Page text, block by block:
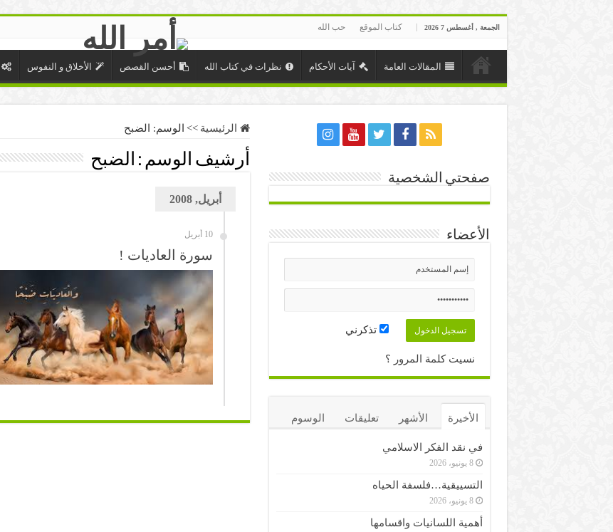
الجمعة , أغسطس 7 2026 كتاب الموقع حب الله
المقالات العامة آيات الأحكام نظرات في كتاب الله أحسن القصص الأخلاق و النفوس
الرئيسية >> الوسم: الضبح
أرشيف الوسم : الضبح
أبريل, 2008
10 أبريل
سورة العاديات !
صفحتي الشخصية
الأعضاء
تذكرني
نسيت كلمة المرور ؟
الأخيرة الأشهر تعليقات الوسوم
في نقد الفكر الاسلامي
8 يونيو، 2026
التسييقية…فلسفة الحياه
8 يونيو، 2026
أهمية اللسانيات واقسامها